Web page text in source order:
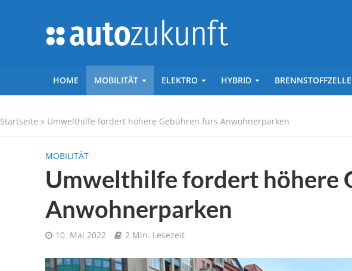
HOME MOBILITÄT ELEKTRO HYBRID BRENNSTOFFZELLE
Startseite » Umwelthilfe fordert höhere Gebühren fürs Anwohnerparken
MOBILITÄT
Umwelthilfe fordert höhere
Anwohnerparken
10. Mai 2022 2 Min. Lesezeit